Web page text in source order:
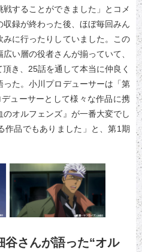
することができました」とコメ
録が終わった後、ほぼ毎回みん
に行ったりしていました。この
い層の役者さんが揃っていて、
き、25話を通して本当に仲良く
た。小川プロデューサーは「第
ューサーとして様々な作品に携
オルフェンズ』が一番大変でし
作品でもありました」と、第1期
谷さんが語った“オル